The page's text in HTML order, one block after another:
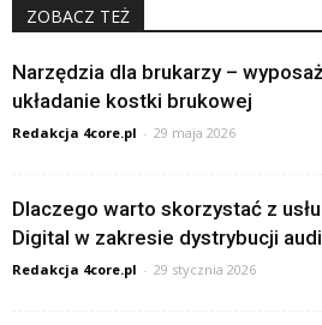
ZOBACZ TEŻ
Narzędzia dla brukarzy –
układanie kostki brukowej
Redakcja 4core.pl - 29 maja 2026
Dlaczego warto skorzystać z
Digital w zakresie dystrybucji
Redakcja 4core.pl - 29 stycznia 2026